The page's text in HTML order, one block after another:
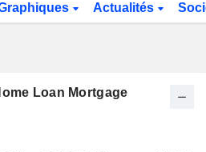
Actualités
Loan Mortgage